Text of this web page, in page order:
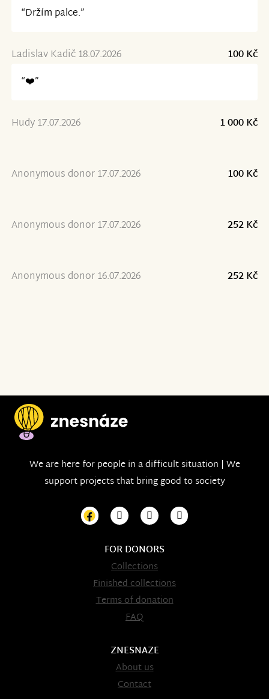
“Držím palce.”
Ladislav Kadič 18.07.2026
100 Kč
“❤️”
Hudy 17.07.2026 1 000 Kč
Anonymous donor 17.07.2026 100 Kč
Anonymous donor 17.07.2026 252 Kč
Anonymous donor 16.07.2026 252 Kč
We are here for people in a difficult situation | We
support projects that bring good to society
FOR DONORS
Collections
Finished collections
Terms of donation
FAQ
ZNESNAZE
About us
Contact